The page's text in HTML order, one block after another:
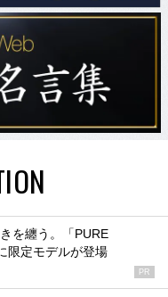
を纏う。「PURE
限定モデルが登場
PR